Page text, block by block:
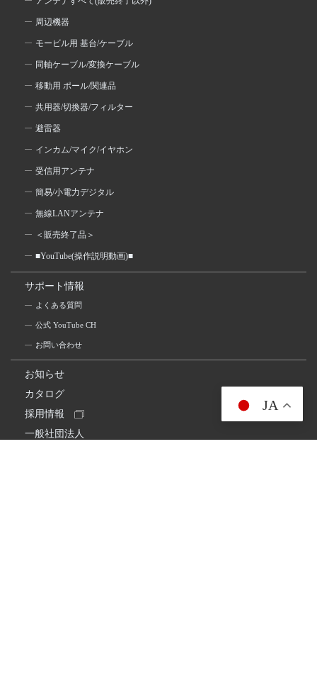
周辺機器
モービル用 基台/ケーブル
同軸ケーブル/変換ケーブル
移動用 ポール/関連品
共用器/切換器/フィルター
避雷器
インカム/マイク/イヤホン
受信用アンテナ
簡易/小電力デジタル
無線LANアンテナ
＜販売終了品＞
■YouTube(操作説明動画)■
サポート情報
よくある質問
公式 YouTube CH
お問い合わせ
お知らせ
カタログ
採用情報
一般社団法人
JA